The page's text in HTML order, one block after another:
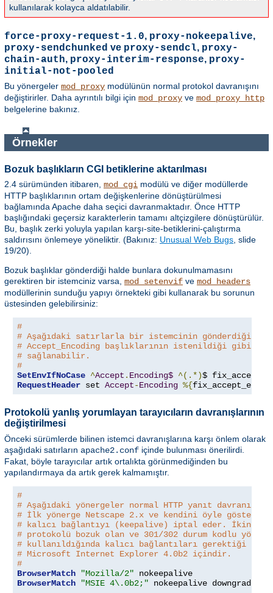
kullanılarak kolayca aldatılabilir.
force-proxy-request-1.0, proxy-nokeepalive,
proxy-sendchunked ve proxy-sendcl, proxy-
chain-auth, proxy-interim-response, proxy-
initial-not-pooled
Bu yönergeler mod_proxy modülünün normal protokol davranışını
değiştirirler. Daha ayrıntılı bilgi için mod_proxy ve mod_proxy_http
belgelerine bakınız.
Örnekler
Bozuk başlıkların CGI betiklerine aktarılması
2.4 sürümünden itibaren, mod_cgi modülü ve diğer modüllerde
HTTP başlıklarının ortam değişkenlerine dönüştürülmesi
bağlamında Apache daha seçici davranmaktadır. Önce HTTP
başlığındaki geçersiz karakterlerin tamamı altçizgilere dönüştürülür.
Bu, başlık zerki yoluyla yapılan karşı-site-betiklerini-çalıştırma
saldırısını önlemeye yöneliktir. (Bakınız: Unusual Web Bugs, slide
19/20).
Bozuk başlıklar gönderdiği halde bunlara dokunulmamasını
gerektiren bir istemciniz varsa, mod_setenvif ve mod_headers
modüllerinin sunduğu yapıyı örnekteki gibi kullanarak bu sorunun
üstesinden gelebilirsiniz:
#
# Aşağıdaki satırlarla bir istemcinin gönderdiği
# Accept_Encoding başlıklarının istenildiği gibi
# sağlanabilir.
#
SetEnvIfNoCase ^Accept . Encoding$ ^(.*)$
RequestHeader set Accept-Encoding %{
Protokolü yanlış yorumlayan tarayıcıların davranışlarının
değiştirilmesi
Önceki sürümlerde bilinen istemci davranışlarına karşı önlem olarak
aşağıdaki satırların apache2.conf içinde bulunması önerilirdi.
Fakat, böyle tarayıcılar artık ortalıkta görünmediğinden bu
yapılandırmaya da artık gerek kalmamıştır.
#
# Aşağıdaki yönergeler normal HTTP yanıt
# İlk yönerge Netscape 2.x ve kendini öyle
# kalıcı bağlantıyı (keepalive) iptal eder. İkinci
# protokolü bozuk olan ve 301/302 durum kodlu
# kullanıldığında kalıcı bağlantıları gerektiği gibi
# Microsoft Internet Explorer 4.0b2 içindir.
#
BrowserMatch
"Mozilla/2"
BrowserMatch
"MSIE 4\.0b2;" nokeepalive downgrade-1